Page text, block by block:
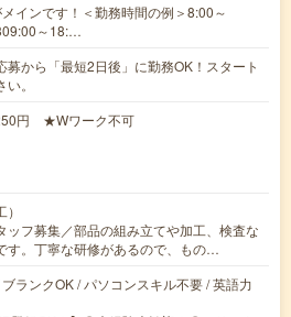
インです！＜勤務時間の例＞8:00～
～18:…
から「最短2日後」に勤務OK！スタート
。
円 ★Wワーク不可
ッフ募集／部品の組み立てや加工、検査な
す。丁寧な研修があるので、もの…
ランクOK / パソコンスキル不要 / 英語力